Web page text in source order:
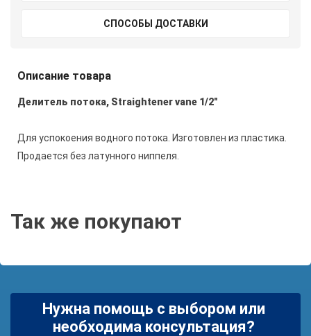
СПОСОБЫ ДОСТАВКИ
Описание товара
Делитель потока, Straightener vane 1/2"
Для успокоения водного потока. Изготовлен из пластика.
Продается без латунного ниппеля.
Так же покупают
Нужна помощь с выбором или
необходима консультация?